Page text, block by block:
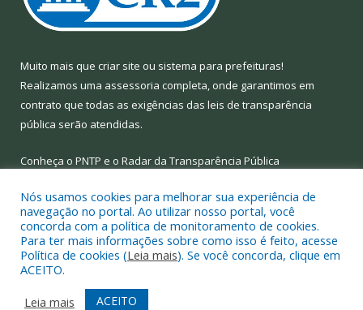
Muito mais que criar site ou sistema para prefeituras!
Realizamos uma assessoria completa, onde garantimos em
contrato que todas as exigências das leis de transparência
pública serão atendidas.
Conheça o PNTP e o Radar da Transparência Pública
Todos os direitos reservados a Prefeitura Municipal de Limoeiro
do Ajuru.
Mapa do Site
Acessar Área Administrativa
Nós usamos cookies para melhorar sua experiência de
navegação no portal. Ao utilizar nosso portal, você
concorda com a política de monitoramento de cookies.
Para ter mais informações sobre como isso é feito, acesse
Política de cookies (Leia mais). Se você concorda, clique em
ACEITO.
Leia mais
ACEITO